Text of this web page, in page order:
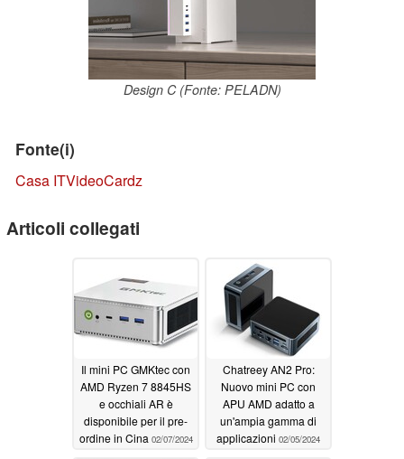
Design C (Fonte: PELADN)
Fonte(i)
Casa ITVideoCardz
Articoli collegati
Il mini PC GMKtec con
AMD Ryzen 7 8845HS
e occhiali AR è
disponibile per il pre-
ordine in Cina 02/07/2024
Chatreey AN2 Pro:
Nuovo mini PC con
APU AMD adatto a
un'ampia gamma di
applicazioni 02/05/2024